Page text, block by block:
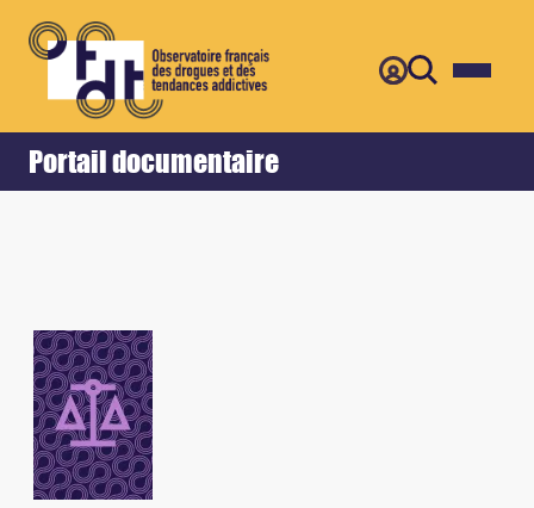
Portail documentaire
Accueil Retour